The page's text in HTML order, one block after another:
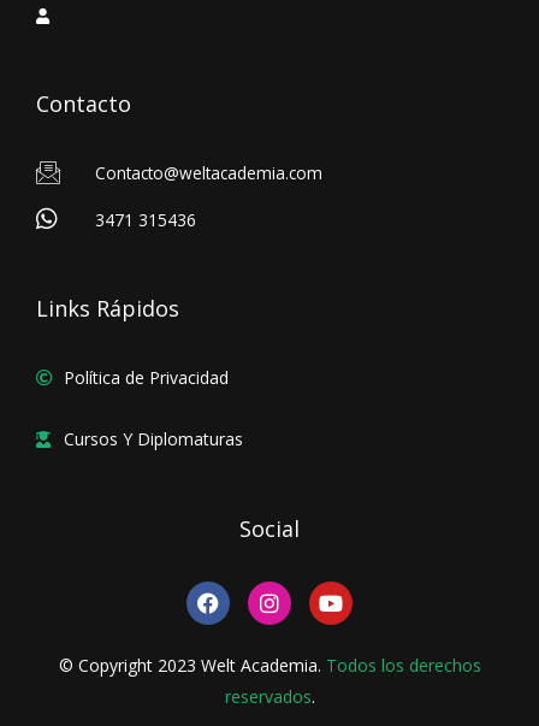
Contacto
Contacto@weltacademia.com
3471 315436
Links Rápidos
Política de Privacidad
Cursos Y Diplomaturas
Social
F
a
c
e
b
I
n
s
t
a
g
Y
o
u
t
u
© Copyright 2023 Welt Academia. Todos los derechos
reservados.